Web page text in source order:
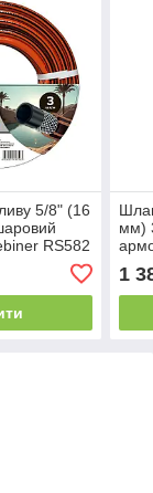
5/8" (16
RS582
мм)
1